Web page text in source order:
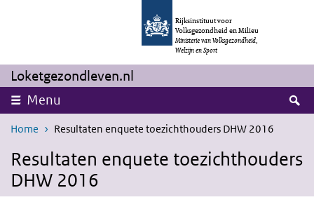
Overslaan en naar de inhoud gaan
Rijksinstituut voor
Volksgezondheid en Milieu
Ministerie van Volksgezondheid,
Welzijn en Sport
Loketgezondleven.nl
Menu
Home Resultaten enquete toezichthouders DHW 2016
Resultaten enquete toezichthouders
DHW 2016